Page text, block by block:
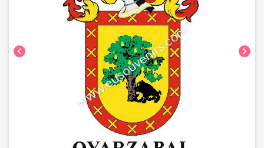
chevron_left chevron_right